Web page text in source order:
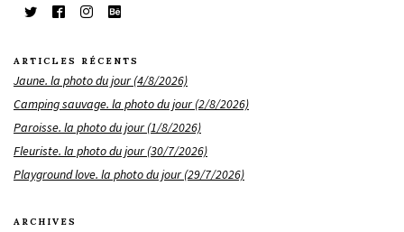
ARTICLES RÉCENTS
Jaune. la photo du jour (4/8/2026)
Camping sauvage. la photo du jour (2/8/2026)
Paroisse. la photo du jour (1/8/2026)
Fleuriste. la photo du jour (30/7/2026)
Playground love. la photo du jour (29/7/2026)
ARCHIVES